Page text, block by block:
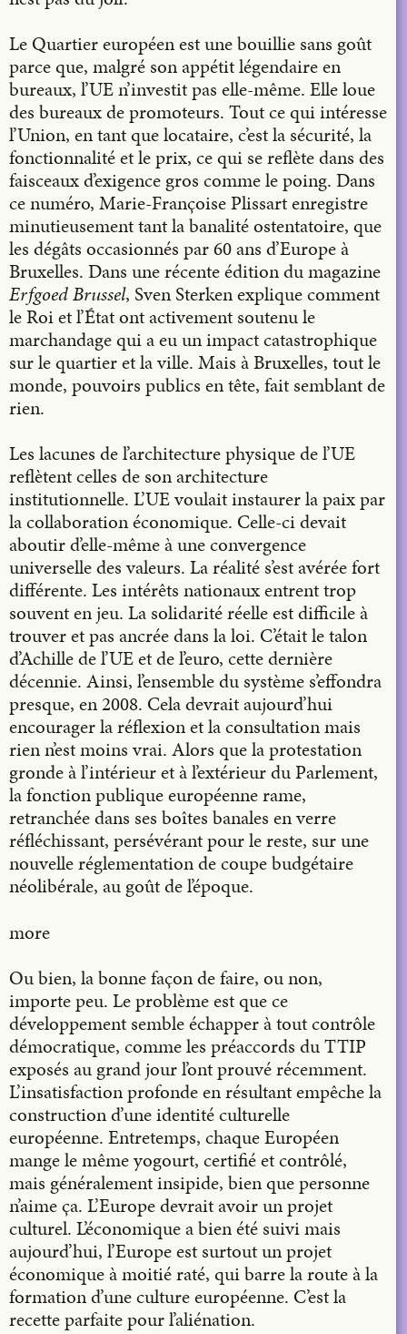
Le Quartier européen est une bouillie sans goût
parce que, malgré son appétit légendaire en
bureaux, l’UE n’investit pas elle-même. Elle loue
des bureaux de promoteurs. Tout ce qui intéresse
l’Union, en tant que locataire, c’est la sécurité, la
fonctionnalité et le prix, ce qui se reflète dans des
faisceaux d’exigence gros comme le poing. Dans
ce numéro, Marie-Françoise Plissart enregistre
minutieusement tant la banalité ostentatoire, que
les dégâts occasionnés par 60 ans d’Europe à
Bruxelles. Dans une récente édition du magazine
Erfgoed Brussel, Sven Sterken explique comment
le Roi et l’État ont activement soutenu le
marchandage qui a eu un impact catastrophique
sur le quartier et la ville. Mais à Bruxelles, tout le
monde, pouvoirs publics en tête, fait semblant de
rien.
Les lacunes de l’architecture physique de l’UE
reflètent celles de son architecture
institutionnelle. L’UE voulait instaurer la paix par
la collaboration économique. Celle-ci devait
aboutir d’elle-même à une convergence
universelle des valeurs. La réalité s’est avérée fort
différente. Les intérêts nationaux entrent trop
souvent en jeu. La solidarité réelle est difficile à
trouver et pas ancrée dans la loi. C’était le talon
d’Achille de l’UE et de l’euro, cette dernière
décennie. Ainsi, l’ensemble du système s’effondra
presque, en 2008. Cela devrait aujourd’hui
encourager la réflexion et la consultation mais
rien n’est moins vrai. Alors que la protestation
gronde à l’intérieur et à l’extérieur du Parlement,
la fonction publique européenne rame,
retranchée dans ses boîtes banales en verre
réfléchissant, persévérant pour le reste, sur une
nouvelle réglementation de coupe budgétaire
néolibérale, au goût de l’époque.
more
Ou bien, la bonne façon de faire, ou non,
importe peu. Le problème est que ce
développement semble échapper à tout contrôle
démocratique, comme les préaccords du TTIP
exposés au grand jour l’ont prouvé récemment.
L’insatisfaction profonde en résultant empêche la
construction d’une identité culturelle
européenne. Entretemps, chaque Européen
mange le même yogourt, certifié et contrôlé,
mais généralement insipide, bien que personne
n’aime ça. L’Europe devrait avoir un projet
culturel. L’économique a bien été suivi mais
aujourd’hui, l’Europe est surtout un projet
économique à moitié raté, qui barre la route à la
formation d’une culture européenne. C’est la
recette parfaite pour l’aliénation.